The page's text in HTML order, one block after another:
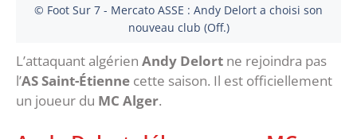
© Foot Sur 7 - Mercato ASSE : Andy Delort a choisi son
nouveau club (Off.)
L’attaquant algérien Andy Delort ne rejoindra pas
l’AS Saint-Étienne cette saison. Il est officiellement
un joueur du MC Alger.